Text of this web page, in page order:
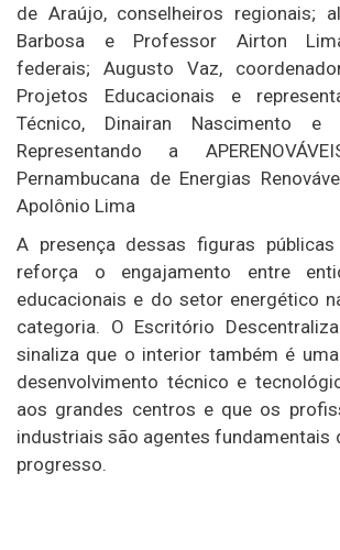
de Araújo, conselheiros regionais;
Barbosa e Professor Airton
federais; Augusto Vaz,
Projetos Educacionais e
Técnico, Dinairan Nascimento e
Representando a
Pernambucana de Energias
Apolônio Lima
A presença dessas figuras
reforça o engajamento entre
educacionais e do setor energético
categoria. O Escritório
sinaliza que o interior também é
desenvolvimento técnico e
aos grandes centros e que os
industriais são agentes fundamentais
progresso.